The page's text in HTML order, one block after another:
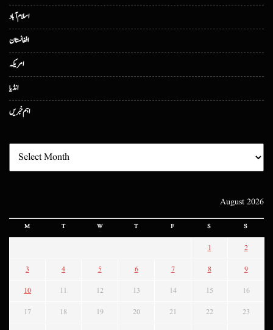
اسلام آباد
افغانستان
امریکہ
انڈیا
اہم خبریں
August 2026
M T W T F S S
1 2
3 4 5 6 7 8 9
10 11 12 13 14 15 16
17 18 19 20 21 22 23